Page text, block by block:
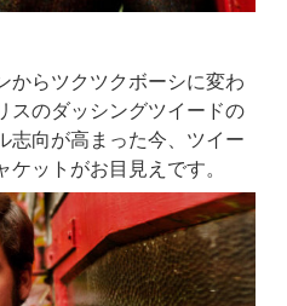
からツクツクボーシに変わ
スのダッシングツイードの
志向が高まった今、ツイー
ットがお目見えです。